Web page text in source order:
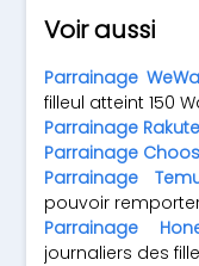
Voir aussi
Parrainage
filleul atteint 150
Parrainage
Parrainage
Parrainage
pouvoir
Parrainage
journaliers des